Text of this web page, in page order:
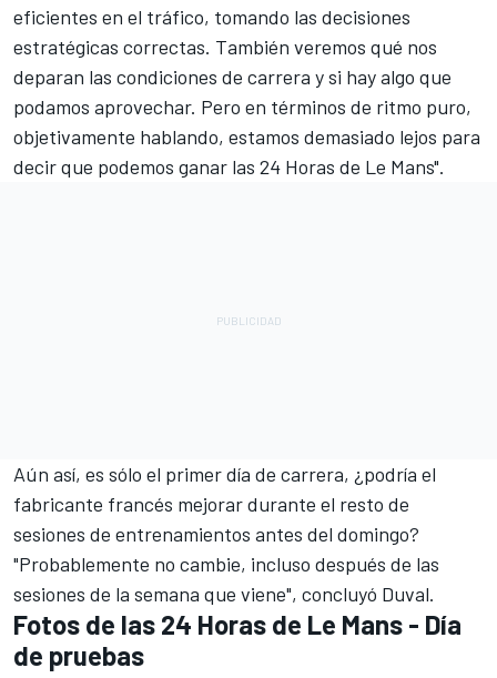
eficientes en el tráfico, tomando las decisiones
estratégicas correctas. También veremos qué nos
deparan las condiciones de carrera y si hay algo que
podamos aprovechar. Pero en términos de ritmo puro,
objetivamente hablando, estamos demasiado lejos para
decir que podemos ganar las 24 Horas de Le Mans".
Aún así, es sólo el primer día de carrera, ¿podría el
fabricante francés mejorar durante el resto de
sesiones de entrenamientos antes del domingo?
"Probablemente no cambie, incluso después de las
sesiones de la semana que viene", concluyó Duval.
Fotos de las 24 Horas de Le Mans - Día
de pruebas